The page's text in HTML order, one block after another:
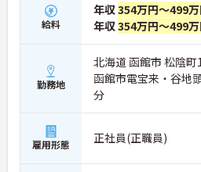
給料
年収354万円～499
年収354万円～499
勤務地
北海道 函館市 松陰町
函館市電宝来・谷地
分
雇用形態 正社員(正職員)